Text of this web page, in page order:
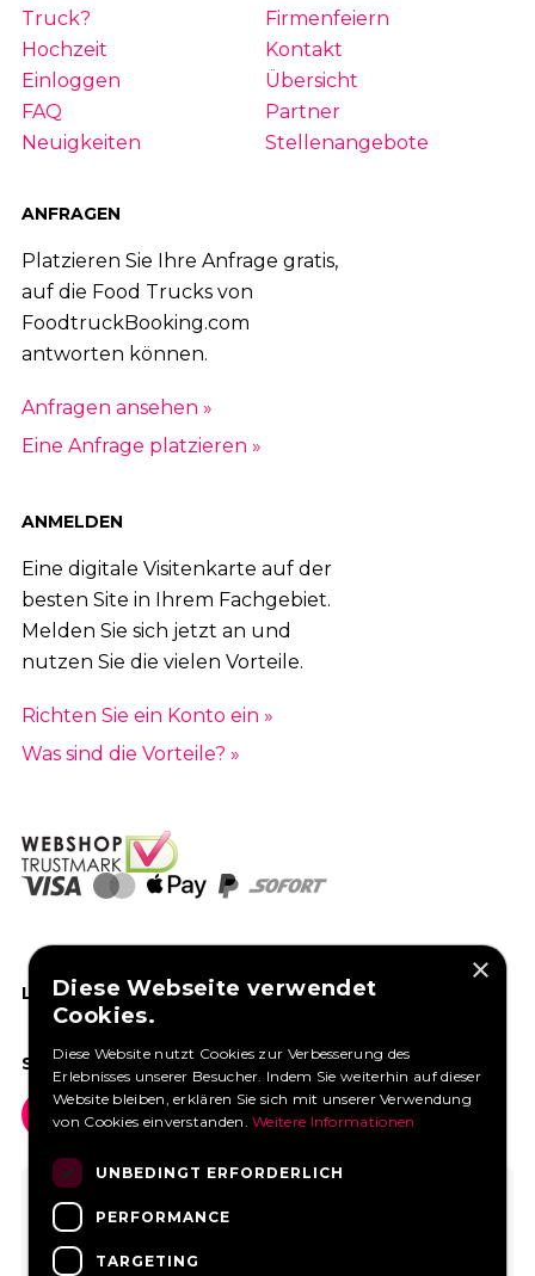
Truck?
Firmenfeiern
Hochzeit
Kontakt
Einloggen
Übersicht
FAQ
Partner
Neuigkeiten
Stellenangebote
ANFRAGEN
Platzieren Sie Ihre Anfrage gratis,
auf die Food Trucks von
FoodtruckBooking.com
antworten können.
Anfragen ansehen »
Eine Anfrage platzieren »
ANMELDEN
Eine digitale Visitenkarte auf der
besten Site in Ihrem Fachgebiet.
Melden Sie sich jetzt an und
nutzen Sie die vielen Vorteile.
Richten Sie ein Konto ein »
Was sind die Vorteile? »
LIKEN SIE UNS AUF FACEBOOK
SOCIAL MEDIA
×
Diese Webseite verwendet
Cookies.
Diese Website nutzt Cookies zur Verbesserung des
Erlebnisses unserer Besucher. Indem Sie weiterhin auf dieser
Website bleiben, erklären Sie sich mit unserer Verwendung
von Cookies einverstanden.Weitere Informationen
UNBEDINGT ERFORDERLICH
PERFORMANCE
TARGETING